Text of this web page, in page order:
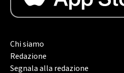
Chi siamo
Redazione
Segnala alla redazione